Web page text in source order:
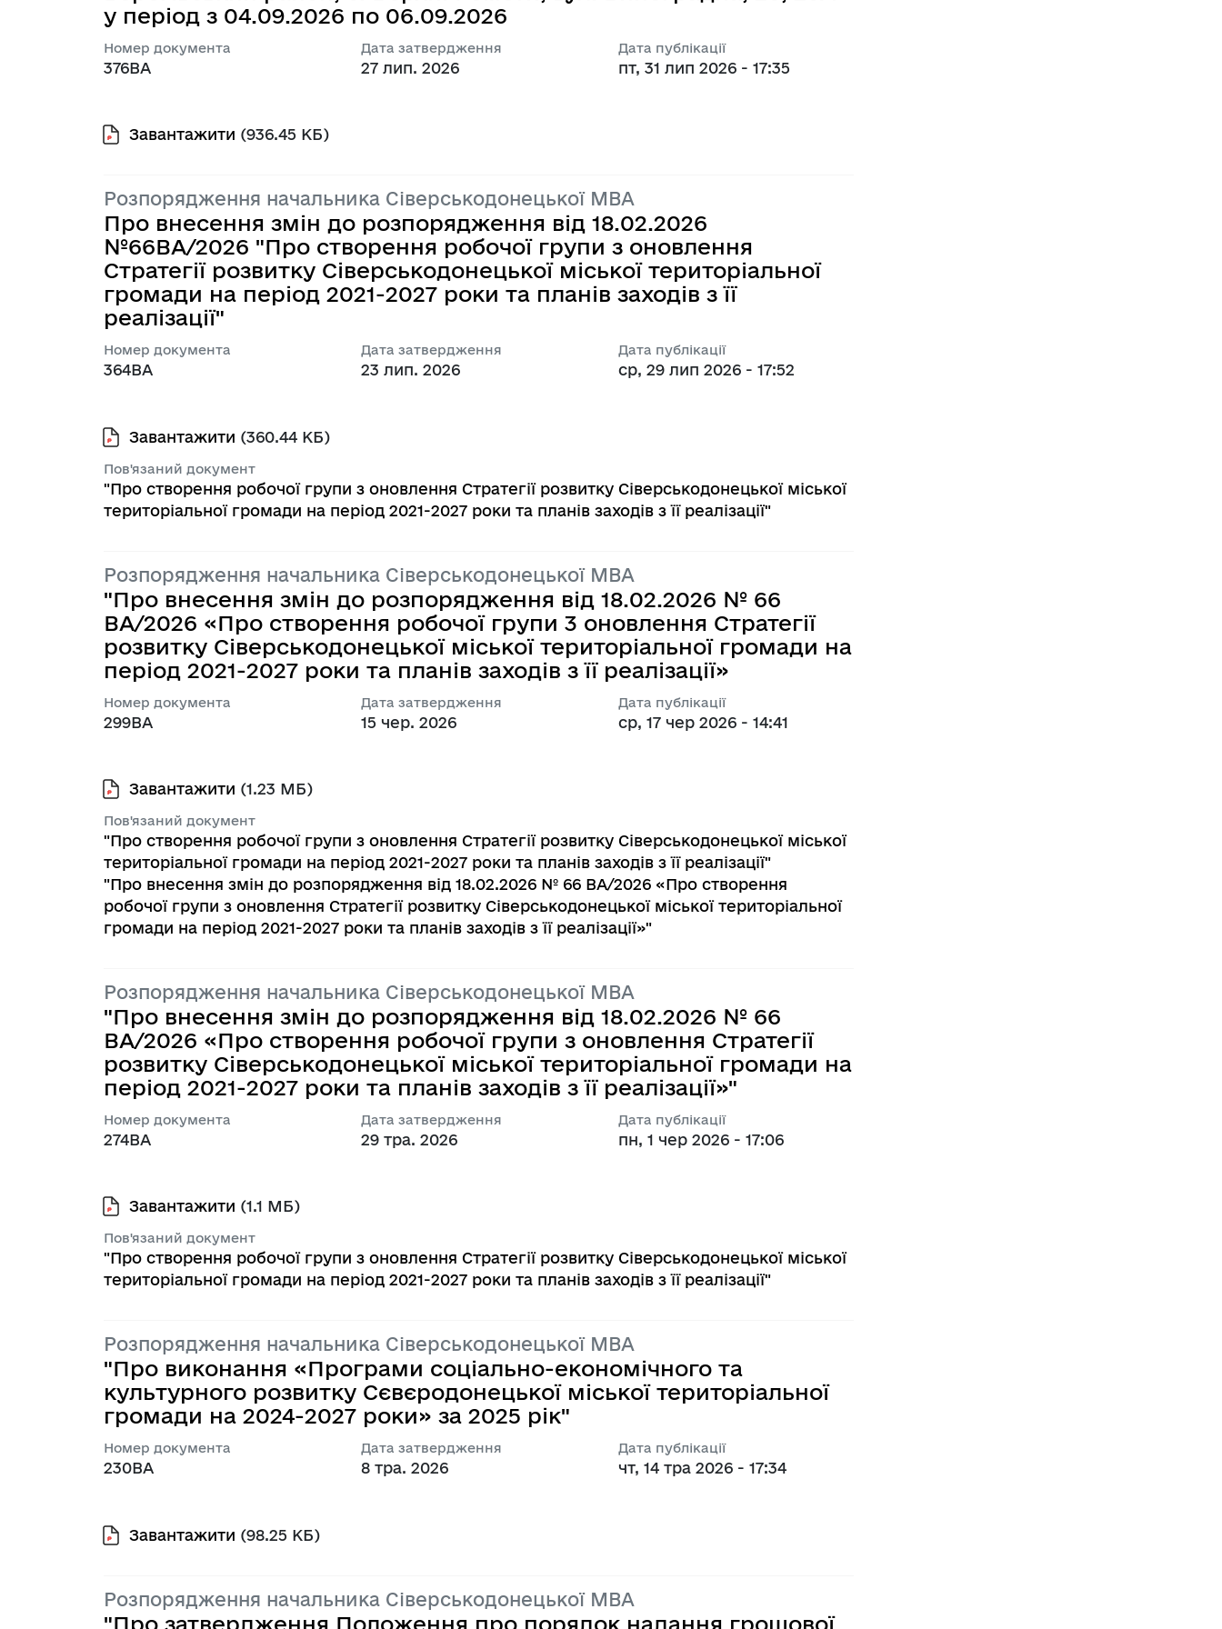
у період з 04.09.2026 по 06.09.2026
Номер документа
376ВА
Дата затвердження
27 лип. 2026
Дата публікації
пт, 31 лип 2026 - 17:35
Завантажити (936.45 КБ)
Розпорядження начальника Сіверськодонецької МВА
Про внесення змін до розпорядження від 18.02.2026
№66ВА/2026 "Про створення робочої групи з оновлення
Стратегії розвитку Сіверськодонецької міської територіальної
громади на період 2021-2027 роки та планів заходів з її
реалізації"
Номер документа
364ВА
Дата затвердження
23 лип. 2026
Дата публікації
ср, 29 лип 2026 - 17:52
Завантажити (360.44 КБ)
Пов'язаний документ
"Про створення робочої групи з оновлення Стратегії розвитку Сіверськодонецької міської
територіальної громади на період 2021-2027 роки та планів заходів з її реалізації"
Розпорядження начальника Сіверськодонецької МВА
"Про внесення змін до розпорядження від 18.02.2026 № 66
BA/2026 «Про створення робочої групи 3 оновлення Стратегії
розвитку Сіверськодонецької міської територіальної громади на
період 2021-2027 роки та планів заходів з її реалізації»
Номер документа
299ВА
Дата затвердження
15 чер. 2026
Дата публікації
ср, 17 чер 2026 - 14:41
Завантажити (1.23 МБ)
Пов'язаний документ
"Про створення робочої групи з оновлення Стратегії розвитку Сіверськодонецької міської
територіальної громади на період 2021-2027 роки та планів заходів з її реалізації"
"Про внесення змін до розпорядження від 18.02.2026 № 66 BA/2026 «Про створення
робочої групи з оновлення Стратегії розвитку Сіверськодонецької міської територіальної
громади на період 2021-2027 роки та планів заходів з її реалізації»"
Розпорядження начальника Сіверськодонецької МВА
"Про внесення змін до розпорядження від 18.02.2026 № 66
BA/2026 «Про створення робочої групи з оновлення Стратегії
розвитку Сіверськодонецької міської територіальної громади на
період 2021-2027 роки та планів заходів з її реалізації»"
Номер документа
274ВА
Дата затвердження
29 тра. 2026
Дата публікації
пн, 1 чер 2026 - 17:06
Завантажити (1.1 МБ)
Пов'язаний документ
"Про створення робочої групи з оновлення Стратегії розвитку Сіверськодонецької міської
територіальної громади на період 2021-2027 роки та планів заходів з її реалізації"
Розпорядження начальника Сіверськодонецької МВА
"Про виконання «Програми соціально-економічного та
культурного розвитку Сєвєродонецької міської територіальної
громади на 2024-2027 роки» за 2025 рік"
Номер документа
230ВА
Дата затвердження
8 тра. 2026
Дата публікації
чт, 14 тра 2026 - 17:34
Завантажити (98.25 КБ)
Розпорядження начальника Сіверськодонецької МВА
"Про затвердження Положення про порядок надання грошової